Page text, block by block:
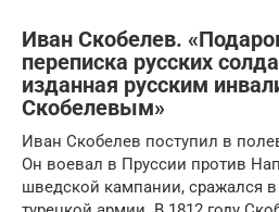
Иван Скобелев.
переписка русских
изданная русским
Скобелевым»
Иван Скобелев поступил в
Он воевал в Пруссии против
шведской кампании, сражался